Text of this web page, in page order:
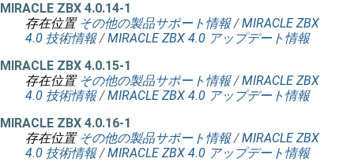
MIRACLE ZBX 4.0.14-1
存在位置 その他の製品サポート情報 /MIRACLE ZBX
4.0 技術情報 /MIRACLE ZBX 4.0 アップデート情報
MIRACLE ZBX 4.0.15-1
存在位置 その他の製品サポート情報 /MIRACLE ZBX
4.0 技術情報 /MIRACLE ZBX 4.0 アップデート情報
MIRACLE ZBX 4.0.16-1
存在位置 その他の製品サポート情報 /MIRACLE ZBX
4.0 技術情報 /MIRACLE ZBX 4.0 アップデート情報